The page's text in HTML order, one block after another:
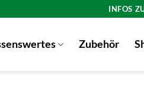
INFOS
Zubehör